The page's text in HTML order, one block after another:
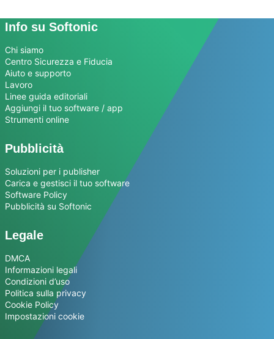
Info su Softonic
Chi siamo
Centro Sicurezza e Fiducia
Aiuto e supporto
Lavoro
Linee guida editoriali
Aggiungi il tuo software / app
Strumenti online
Pubblicità
Soluzioni per i publisher
Carica e gestisci il tuo software
Software Policy
Pubblicità su Softonic
Legale
DMCA
Informazioni legali
Condizioni d’uso
Politica sulla privacy
Cookie Policy
Impostazioni cookie